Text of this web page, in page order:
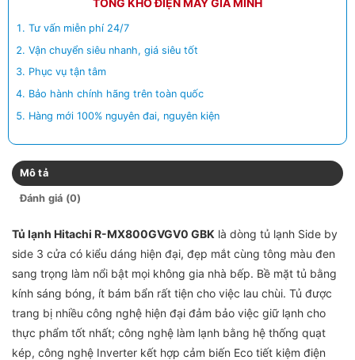
TỔNG KHO ĐIỆN MÁY GIA MINH
Tư vấn miễn phí 24/7
Vận chuyển siêu nhanh, giá siêu tốt
Phục vụ tận tâm
Bảo hành chính hãng trên toàn quốc
Hàng mới 100% nguyên đai, nguyên kiện
Mô tả
Đánh giá (0)
Tủ lạnh Hitachi R-MX800GVGV0 GBK là dòng tủ lạnh Side by
side 3 cửa có kiểu dáng hiện đại, đẹp mắt cùng tông màu đen
sang trọng làm nổi bật mọi không gia nhà bếp. Bề mặt tủ bằng
kính sáng bóng, ít bám bẩn rất tiện cho việc lau chùi. Tủ được
trang bị nhiều công nghệ hiện đại đảm bảo việc giữ lạnh cho
thực phẩm tốt nhất; công nghệ làm lạnh bằng hệ thống quạt
kép, công nghệ Inverter kết hợp cảm biến Eco tiết kiệm điện